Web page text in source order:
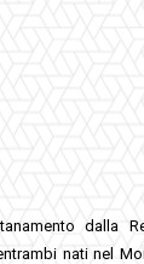
dalla
nati nel